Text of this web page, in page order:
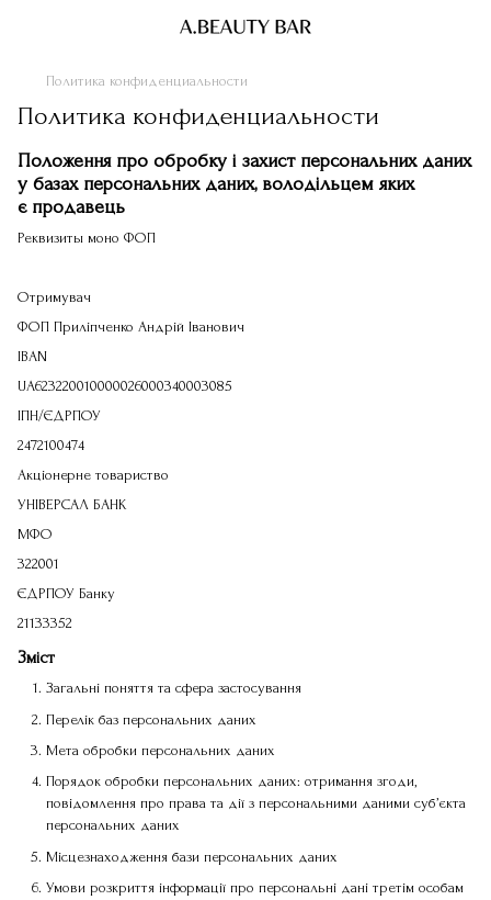
Политика конфиденциальности
Политика конфиденциальности
Положення про обробку і захист персональних даних
у базах персональних даних, володільцем яких
є продавець
Реквизиты моно ФОП
Отримувач
ФОП Приліпченко Андрій Іванович
IBAN
UA623220010000026000340003085
ІПН/ЄДРПОУ
2472100474
Акціонерне товариство
УНІВЕРСАЛ БАНК
МФО
322001
ЄДРПОУ Банку
21133352
Зміст
Загальні поняття та сфера застосування
Перелік баз персональних даних
Мета обробки персональних даних
Порядок обробки персональних даних: отримання згоди,
повідомлення про права та дії з персональними даними суб’єкта
персональних даних
Місцезнаходження бази персональних даних
Умови розкриття інформації про персональні дані третім особам